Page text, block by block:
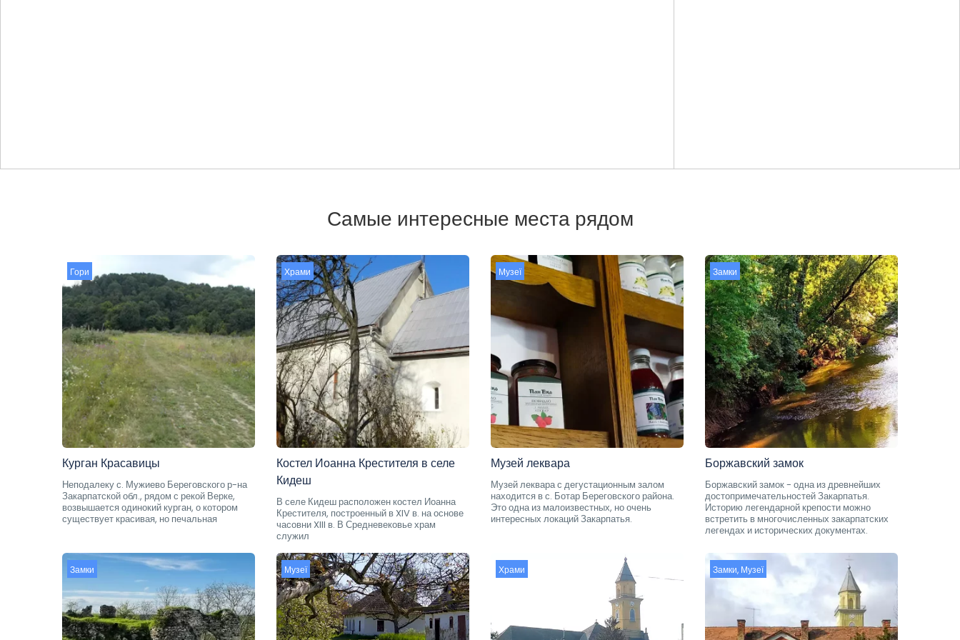
Самые интересные места рядом
Гори
Курган Красавицы
Неподалеку с. Мужиево Береговского р-на
Закарпатской обл., рядом с рекой Верке,
возвышается одинокий курган, о котором
существует красивая, но печальная
Храми
Костел Иоанна Крестителя в селе
Кидеш
В селе Кидеш расположен костел Иоанна
Крестителя, построенный в XIV в. на основе
часовни XIII в. В Средневековье храм
служил
Музеї
Музей леквара
Музей леквара с дегустационным залом
находится в с. Ботар Береговского района.
Это одна из малоизвестных, но очень
интересных локаций Закарпатья.
Замки
Боржавский замок
Боржавский замок - одна из древнейших
достопримечательностей Закарпатья.
Историю легендарной крепости можно
встретить в многочисленных закарпатских
легендах и исторических документах.
Замки Музеї Храми Замки, Музеї